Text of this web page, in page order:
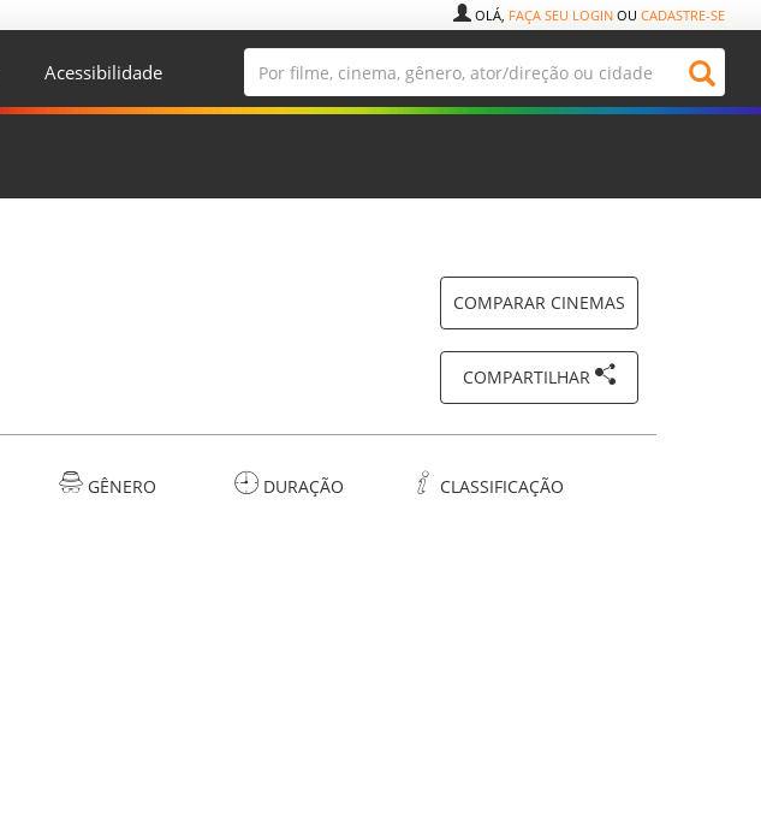
OLÁ, FAÇA SEU LOGIN OU CADASTRE-SE
Acessibilidade
COMPARAR CINEMAS
COMPARTILHAR
GÊNERO DURAÇÃO CLASSIFICAÇÃO